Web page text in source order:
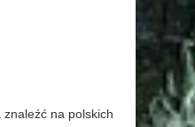
na polskich